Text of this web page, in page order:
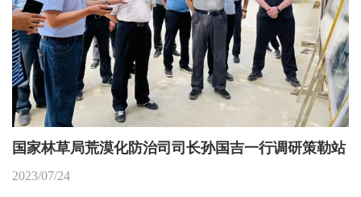
国家林草局荒漠化防治司司长孙国吉一行调研策勒站
2023/07/24